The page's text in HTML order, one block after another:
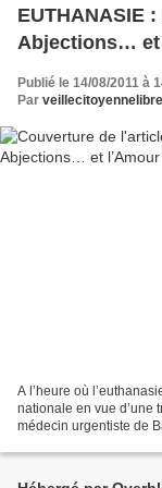
EUTHANASIE
Abjections… et
Publié le 14/08/2011 à
Par
A l’heure où
nationale en vue d’une
médecin urgentiste de